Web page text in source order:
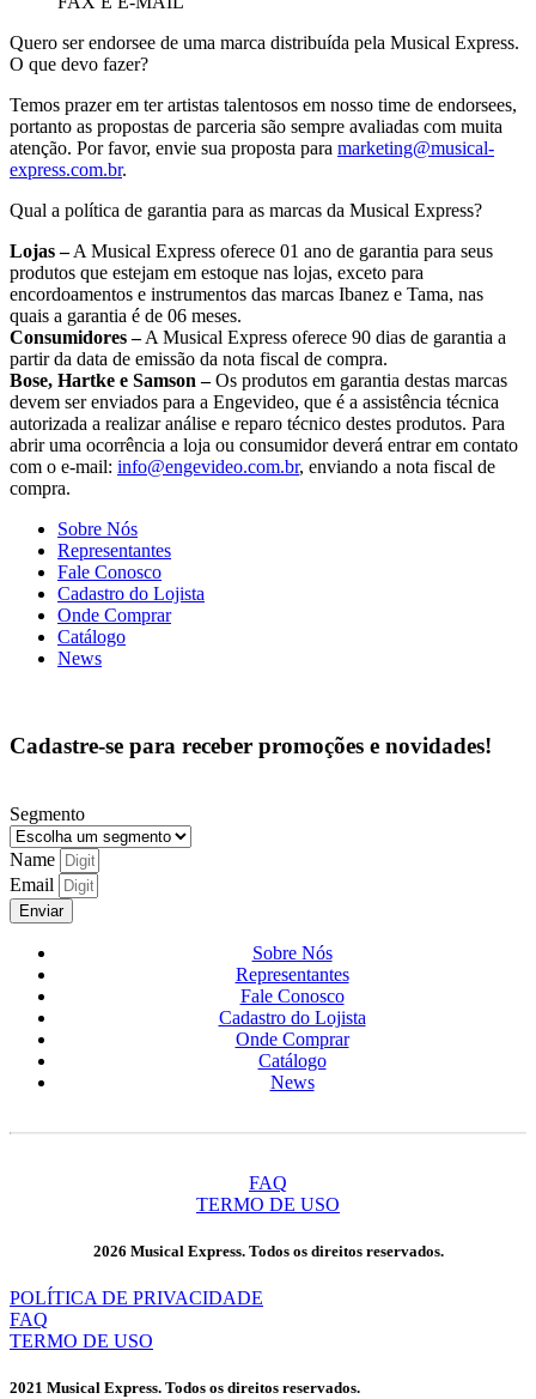
Quero ser endorsee de uma marca distribuída pela Musical Express.
O que devo fazer?
Temos prazer em ter artistas talentosos em nosso time de endorsees,
portanto as propostas de parceria são sempre avaliadas com muita
atenção. Por favor, envie sua proposta para marketing@musical-
express.com.br.
Qual a política de garantia para as marcas da Musical Express?
Lojas –A Musical Express oferece 01 ano de garantia para seus
produtos que estejam em estoque nas lojas, exceto para
encordoamentos e instrumentos das marcas Ibanez e Tama, nas
quais a garantia é de 06 meses.
Consumidores –A Musical Express oferece 90 dias de garantia a
partir da data de emissão da nota fiscal de compra.
Bose, Hartke e Samson –Os produtos em garantia destas marcas
devem ser enviados para a Engevideo, que é a assistência técnica
autorizada a realizar análise e reparo técnico destes produtos. Para
abrir uma ocorrência a loja ou consumidor deverá entrar em contato
com o e-mail: info@engevideo.com.br, enviando a nota fiscal de
compra.
Sobre Nós
Representantes
Fale Conosco
Cadastro do Lojista
Onde Comprar
Catálogo
News
Cadastre-se para receber promoções e novidades!
Segmento
Name
Email
Enviar
Sobre Nós
Representantes
Fale Conosco
Cadastro do Lojista
Onde Comprar
Catálogo
News
FAQ
TERMO DE USO
2026 Musical Express. Todos os direitos reservados.
POLÍTICA DE PRIVACIDADE
FAQ
TERMO DE USO
2021 Musical Express. Todos os direitos reservados.